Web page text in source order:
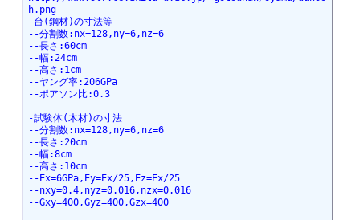
h.png
-台(鋼材)の寸法等
--分割数:nx=128,ny=6,nz=6
--長さ:60cm
--幅:24cm
--高さ:1cm
--ヤング率:206GPa
--ポアソン比:0.3
-試験体(木材)の寸法
--分割数:nx=128,ny=6,nz=6
--長さ:20cm
--幅:8cm
--高さ:10cm
--Ex=6GPa,Ey=Ex/25,Ez=Ex/25
--nxy=0.4,nyz=0.016,nzx=0.016
--Gxy=400,Gyz=400,Gzx=400